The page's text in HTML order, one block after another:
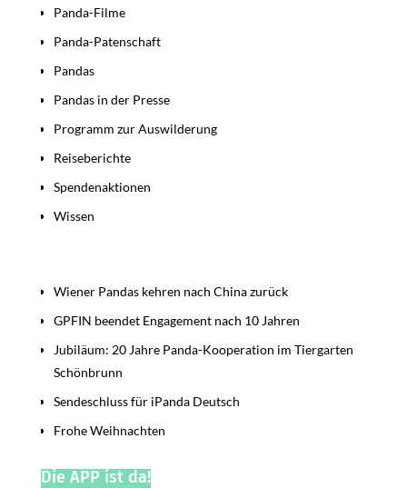
Panda-Filme
Panda-Patenschaft
Pandas
Pandas in der Presse
Programm zur Auswilderung
Reiseberichte
Spendenaktionen
Wissen
Wiener Pandas kehren nach China zurück
GPFIN beendet Engagement nach 10 Jahren
Jubiläum: 20 Jahre Panda-Kooperation im Tiergarten
Schönbrunn
Sendeschluss für iPanda Deutsch
Frohe Weihnachten
Die APP ist da!